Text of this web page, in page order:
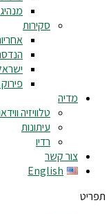
סקירות
מדיה
טלוויזיה
עיתונות
רדיו
צור קשר
English
תפריט